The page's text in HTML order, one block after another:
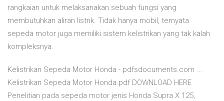
rangkaian untuk melaksanakan sebuah fungsi yang
membutuhkan aliran listrik. Tidak hanya mobil, ternyata
sepeda motor juga memiliki sistem kelistrikan yang tak kalah
kompleksnya.
Kelistrikan Sepeda Motor Honda - pdfsdocuments.com ...
Kelistrikan Sepeda Motor Honda.pdf DOWNLOAD HERE
Penelitian pada sepeda motor jenis Honda Supra X 125,